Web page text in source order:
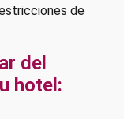
de
del
hotel: